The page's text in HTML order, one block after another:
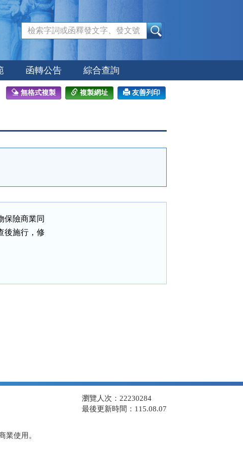
函轉公告 綜合查詢
無格式複製 複製網址 友善列印
保險商業同
後施行，修
業使用。
瀏覽人次：22230284
最後更新時間：115.08.07